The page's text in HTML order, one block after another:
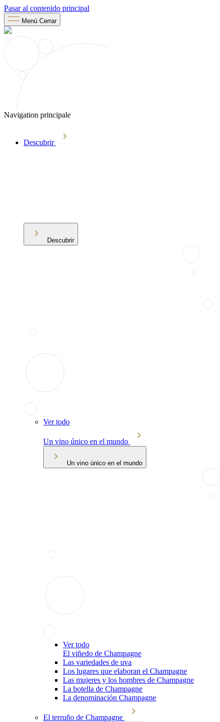
Pasar al contenido principal
Menú Cerrar
Navigation principale
Descubrir
Descubrir
Ver todo
Un vino único en el mundo
Un vino único en el mundo
Ver todo
El viñedo de Champagne
Las variedades de uva
Los lugares que elaboran el Champagne
Las mujeres y los hombres de Champagne
La botella de Champagne
La denominación Champagne
El terruño de Champagne